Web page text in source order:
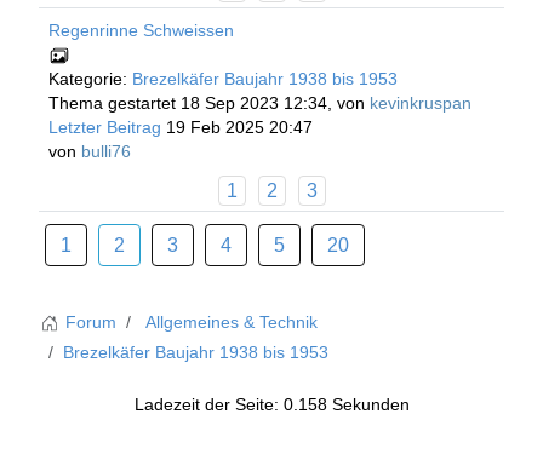
Regenrinne Schweissen
Kategorie: Brezelkäfer Baujahr 1938 bis 1953
Thema gestartet 18 Sep 2023 12:34, von kevinkruspan
Letzter Beitrag 19 Feb 2025 20:47
von bulli76
1 2 3
1 2 3 4 5 20
Forum
Allgemeines & Technik
Brezelkäfer Baujahr 1938 bis 1953
Ladezeit der Seite: 0.158 Sekunden